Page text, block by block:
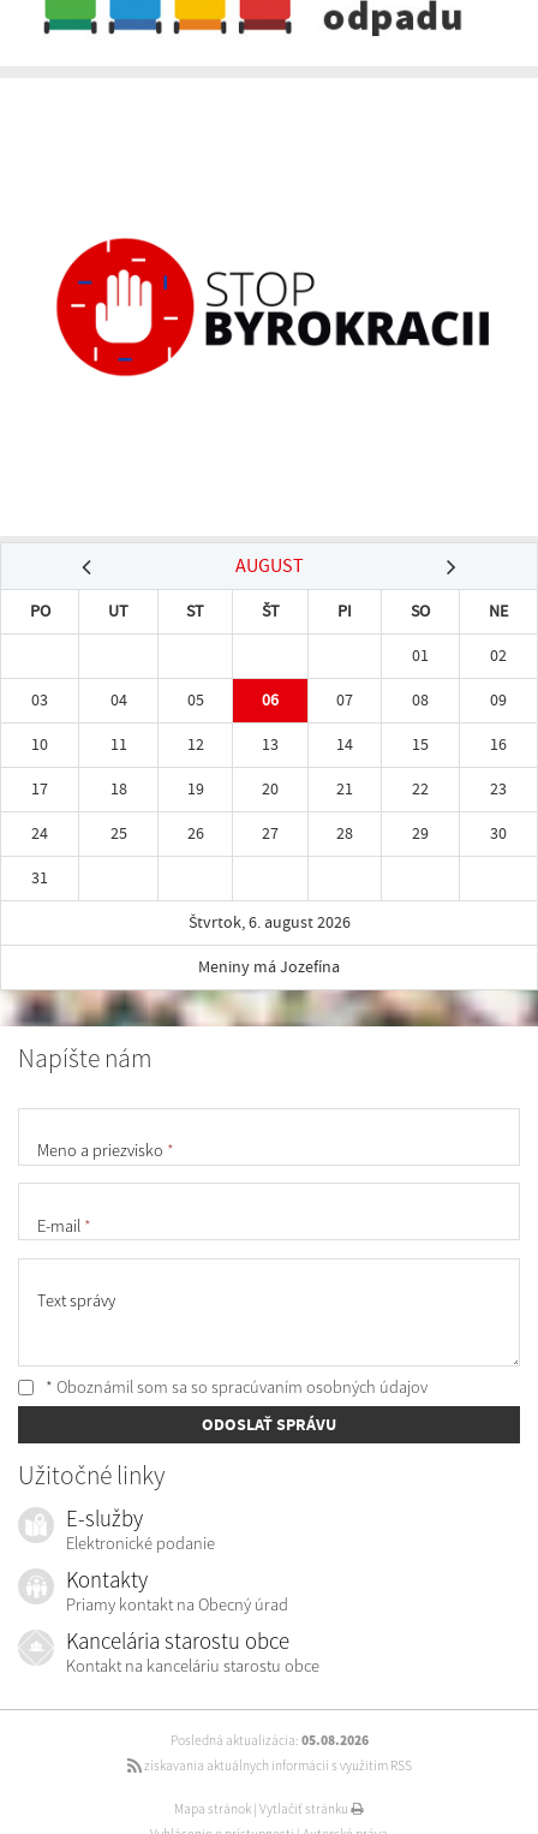
AUGUST
PO UT ST ŠT PI SO
NE
01
02
03
04 05 06 07 08
09
10
11 12 13 14 15
16
17
18 19 20 21 22
23
24
25 26 27 28 29
30
31
Štvrtok, 6. august 2026
Meniny má Jozefína
Napíšte nám
Meno a priezvisko *
E-mail *
Text správy
* Oboznámil som sa so spracúvaním osobných údajov
ODOSLAŤ SPRÁVU
Užitočné linky
E-služby
Elektronické podanie
Kontakty
Priamy kontakt na Obecný úrad
Kancelária starostu obce
Kontakt na kanceláriu starostu obce
Posledná aktualizácia: 05.08.2026
získavania aktuálnych informácií s využitím RSS
Mapa stránok Vytlačiť stránku